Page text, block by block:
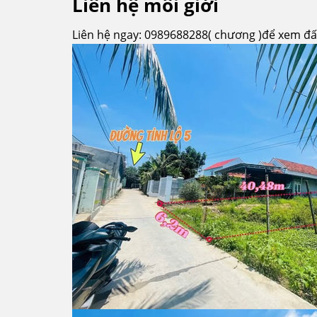
Liên hệ môi giới
Liên hệ ngay: 0989688288( chương )để xem